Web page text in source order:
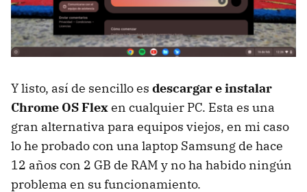
Y listo, así de sencillo es descargar e instalar
Chrome OS Flexen cualquier PC. Esta es una
gran alternativa para equipos viejos, en mi caso
lo he probado con una laptop Samsung de hace
12 años con 2 GB de RAM y no ha habido ningún
problema en su funcionamiento.